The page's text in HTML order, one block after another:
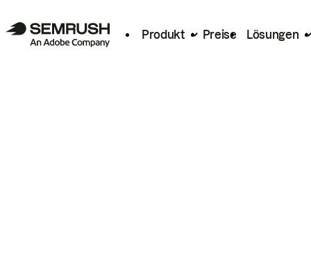
Produkt Preise Lösungen